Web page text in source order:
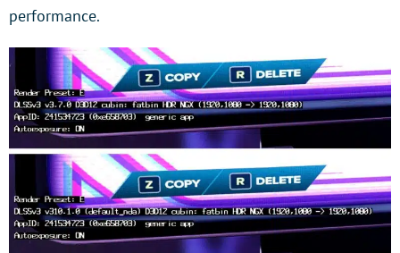
performance.